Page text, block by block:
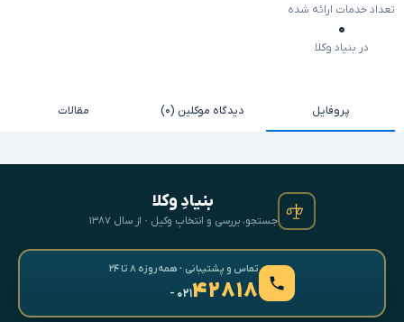
تعداد خدمات ارائه شده
۰
در بنیاد وکلا
پروفایل دیدگاه موکلین (۰) مقالات
بنیادِ وکلا
جستجو، بررسی و انتخابِ وکیل · از سال ۱۳۸۷
تماس و پشتیبانی · همه‌روزه ۸ تا ۲۴
۴۲۸۱۸- ۰۲۱